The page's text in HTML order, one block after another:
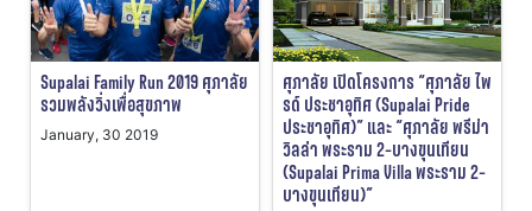
Supalai Family Run 2019 ศุภาลัย
รวมพลังวิ่งเพื่อสุขภาพ
January, 30 2019
ศุภาลัย เปิดโครงการ “ศุภาลัย ไพ
รด์ ประชาอุทิศ (Supalai Pride
ประชาอุทิศ)” และ “ศุภาลัย พรีม่า
วิลล่า พระราม 2-บางขุนเทียน
(Supalai Prima Villa พระราม 2-
บางขุนเทียน)”